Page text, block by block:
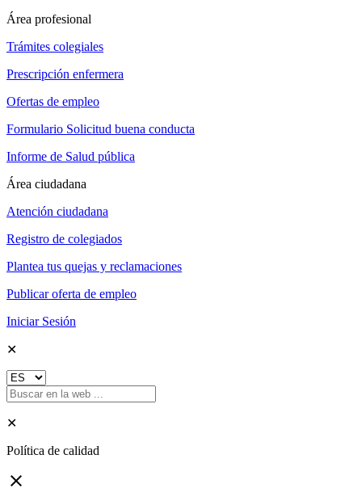
Área profesional
Trámites colegiales
Prescripción enfermera
Ofertas de empleo
Formulario Solicitud buena conducta
Informe de Salud pública
Área ciudadana
Atención ciudadana
Registro de colegiados
Plantea tus quejas y reclamaciones
Publicar oferta de empleo
Iniciar Sesión
✕
✕
Política de calidad
close